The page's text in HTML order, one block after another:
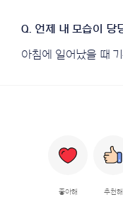
아침에 일어났을 때
좋아해 추천해